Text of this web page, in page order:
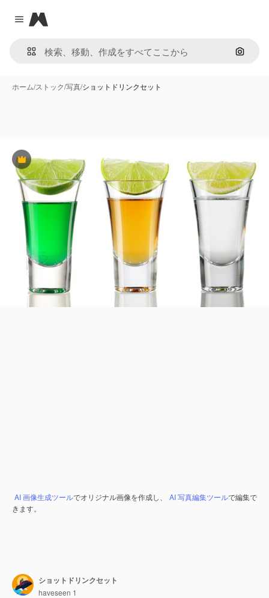
Close menu
Magnific
画像で
ホーム/ストック/写真/ショットドリンクセット
Premium
AI 画像生成ツールでオリジナル画像を作成し、 AI 写真編集ツールで編集で
きます。
ショットドリンクセット
haveseen 1